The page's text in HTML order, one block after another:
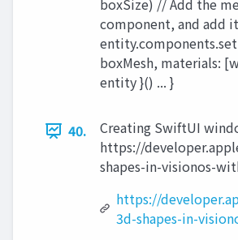
boxSize) // Add the
component, and add
boxMesh, materials:
entity }() ... }
40.
Creating SwiftUI
https://
shapes-in-visionos-
https://
3d-shapes-in-